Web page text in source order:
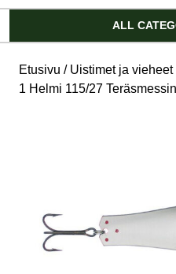
ALL
Etusivu / Uistimet ja vieheet
1 Helmi 115/27